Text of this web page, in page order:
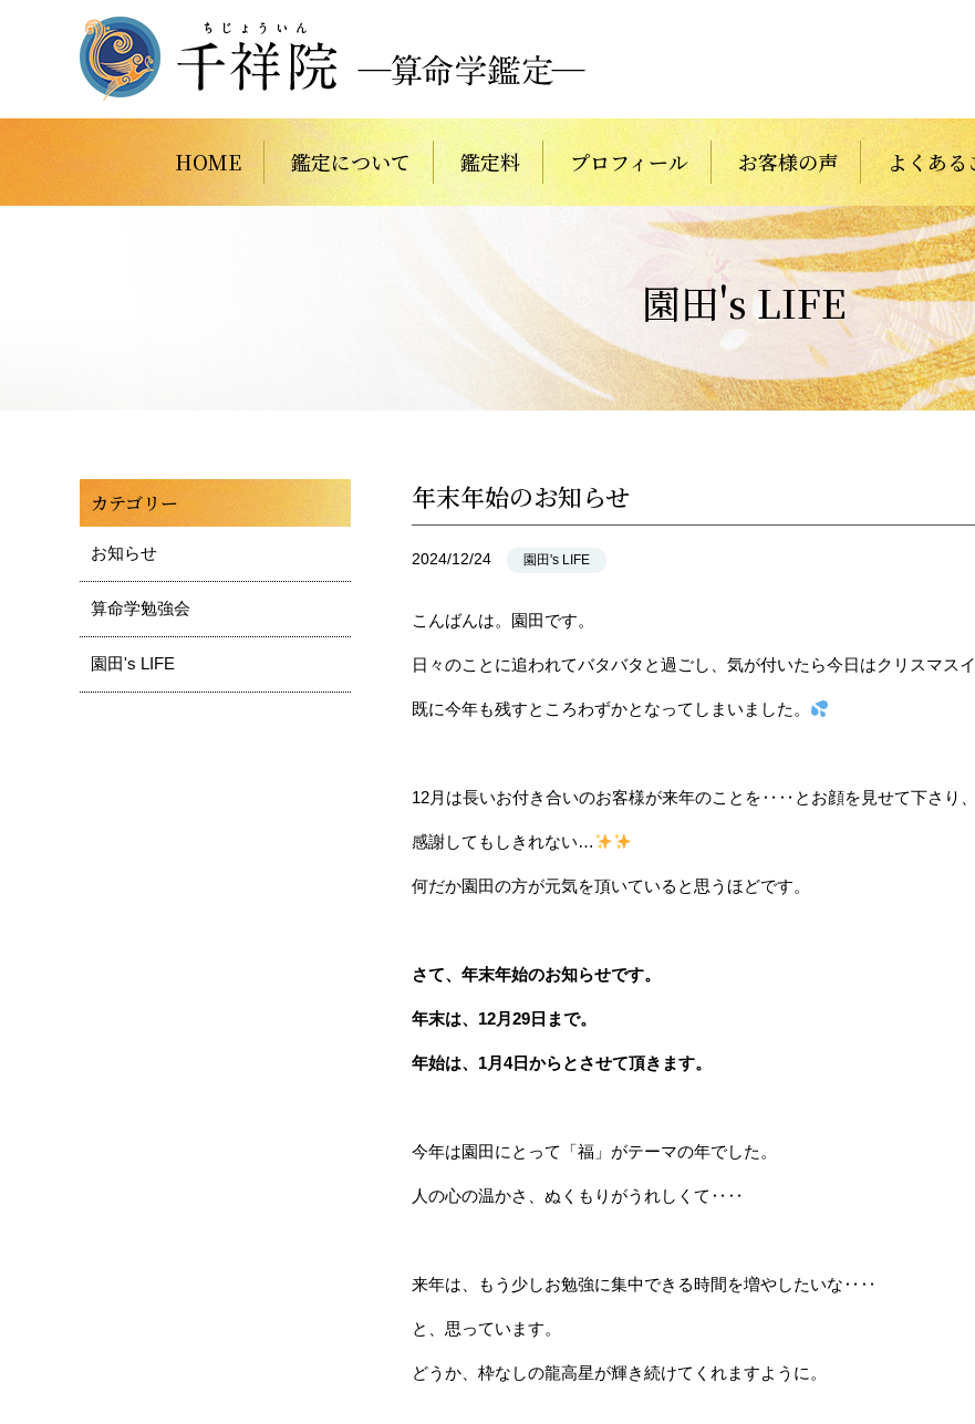
HOME 鑑定について 鑑定料 プロフィール お客様の声 よくある
園田's LIFE
年末年始のお知らせ
2024/12/24 園田's LIFE
こんばんは。園田です。
日々のことに追われてバタバタと過ごし、気が付いたら今日はクリスマス
既に今年も残すところわずかとなってしまいました。
12月は長いお付き合いのお客様が来年のことを‥‥とお顔を見せて下さり、
感謝してもしきれない…
何だか園田の方が元気を頂いていると思うほどです。
さて、年末年始のお知らせです。
年末は、12月29日まで。
年始は、1月4日からとさせて頂きます。
今年は園田にとって「福」がテーマの年でした。
人の心の温かさ、ぬくもりがうれしくて‥‥
来年は、もう少しお勉強に集中できる時間を増やしたいな‥‥
と、思っています。
どうか、枠なしの龍高星が輝き続けてくれますように。
カテゴリー
お知らせ
算命学勉強会
園田's LIFE